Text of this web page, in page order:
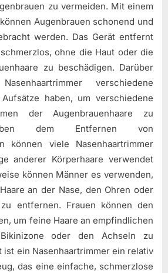
zu vermeiden. Mit einem
Augenbrauen schonend und
werden. Das Gerät entfernt
ohne die Haut oder die
zu beschädigen. Darüber
verschiedene
haben, um verschiedene
der Augenbrauenhaare zu
dem Entfernen von
können viele Nasenhaartrimmer
anderer Körperhaare verwendet
können Männer es verwenden,
an der Nase, den Ohren oder
entfernen. Frauen können den
um feine Haare an empfindlichen
oder den Achseln zu
ist ein Nasenhaartrimmer ein relativ
das eine einfache, schmerzlose